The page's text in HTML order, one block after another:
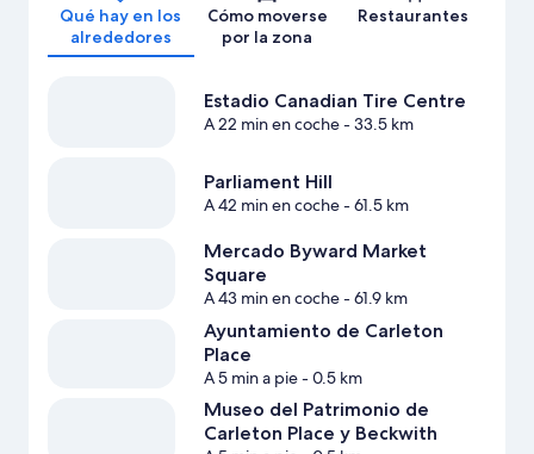
Qué hay en los
alrededores
Cómo moverse
por la zona
Restaurantes
Estadio Canadian Tire Centre
A 22 min en coche- 33.5 km
Parliament Hill
A 42 min en coche- 61.5 km
Mercado Byward Market
Square
A 43 min en coche- 61.9 km
Ayuntamiento de Carleton
Place
A 5 min a pie- 0.5 km
Museo del Patrimonio de
Carleton Place y Beckwith